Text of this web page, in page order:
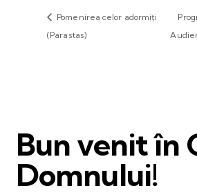
Pomenirea celor adormiți
(Parastas)
Bun venit în
Domnului!